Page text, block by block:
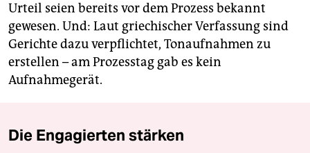
Urteil seien bereits vor dem Prozess bekannt
gewesen. Und: Laut griechischer Verfassung sind
Gerichte dazu verpflichtet, Tonaufnahmen zu
erstellen – am Prozesstag gab es kein
Aufnahmegerät.
Die Engagierten stärken